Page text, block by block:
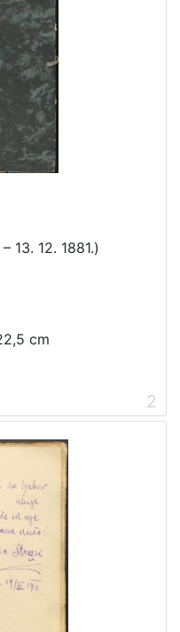
13. 12. 1881.)
cm
2